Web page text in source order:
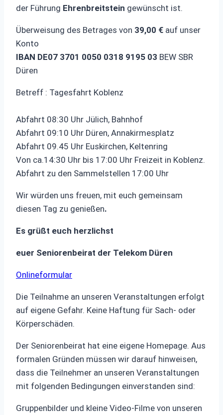
der Führung Ehrenbreitstein gewünscht ist.
Überweisung des Betrages von 39,00 € auf unser
Konto
IBAN DE07 3701 0050 0318 9195 03 BEW SBR
Düren
Betreff : Tagesfahrt Koblenz
Abfahrt 08:30 Uhr Jülich, Bahnhof
Abfahrt 09:10 Uhr Düren, Annakirmesplatz
Abfahrt 09.45 Uhr Euskirchen, Keltenring
Von ca.14:30 Uhr bis 17:00 Uhr Freizeit in Koblenz.
Abfahrt zu den Sammelstellen 17:00 Uhr
Wir würden uns freuen, mit euch gemeinsam
diesen Tag zu genießen.
Es grüßt euch herzlichst
euer Seniorenbeirat der Telekom Düren
Onlineformular
Die Teilnahme an unseren Veranstaltungen erfolgt
auf eigene Gefahr. Keine Haftung für Sach- oder
Körperschäden.
Der Seniorenbeirat hat eine eigene Homepage. Aus
formalen Gründen müssen wir darauf hinweisen,
dass die Teilnehmer an unseren Veranstaltungen
mit folgenden Bedingungen einverstanden sind:
Gruppenbilder und kleine Video-Filme von unseren